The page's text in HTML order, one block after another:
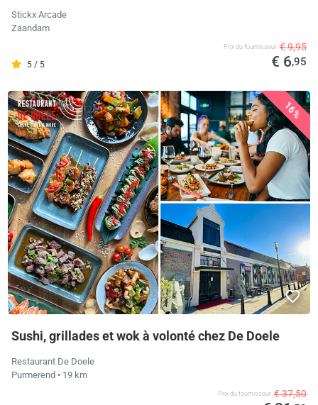
Stickx Arcade
Zaandam
5 / 5
Prix ​​du fournisseur € 9,95
€ 6,95
16%
Sushi, grillades et wok à volonté chez De Doele
Restaurant De Doele
Purmerend • 19 km
Prix ​​du fournisseur € 37,50